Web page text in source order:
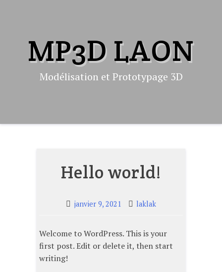
MP3D LAON
Modélisation et Prototypage 3D
Hello world!
janvier 9, 2021 laklak
Welcome to WordPress. This is your
first post. Edit or delete it, then start
writing!